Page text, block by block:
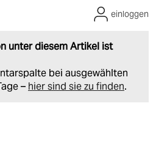
unter diesem Artikel ist
bei ausgewählten
– hier sind sie zu finden.
einloggen